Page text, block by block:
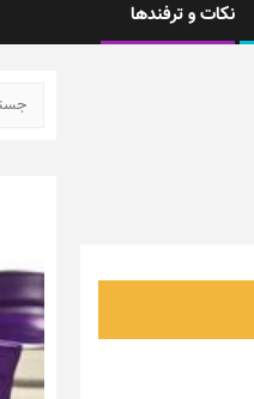
نکات و ترفندها
برای: